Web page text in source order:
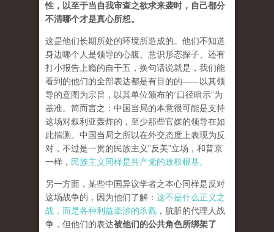
性，以至于当自我审查之欲求来袭时，自己都分
不清哪个才是真心所想。
这是他们长期所处的环境所造成的。他们不知道
身边哪个人是领导的心腹、意识形态探子、还有
打小报告上瘾的自干五，换句话说就是，我们能
看到的他们的全部表达都是有目的的——以其领
导的意图为宗旨，以其单位颁布的“口径暗示”为
基准。简而言之：中国当局的本意很可能是支持
这场对叙利亚轰炸的，至少那些官媒的领导在如
此揣测。中国当局之所以在外交态度上表现为反
对，不过是一贯的民族主义“反美”立场，和普京
一样， 民族主义同样是共产党的政权根基。
另一方面，某些中国异议学者之本心同样是反对
这场战争的，因为他们了解： 这不是什么正义之
战，而是各种利益牵涉的杀戮 ，肮脏的代理人战
争，但他们的表达被他们的公共角色所绑架了